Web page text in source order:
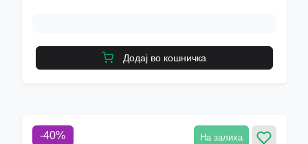
Додај во кошничка
-40% На залиха